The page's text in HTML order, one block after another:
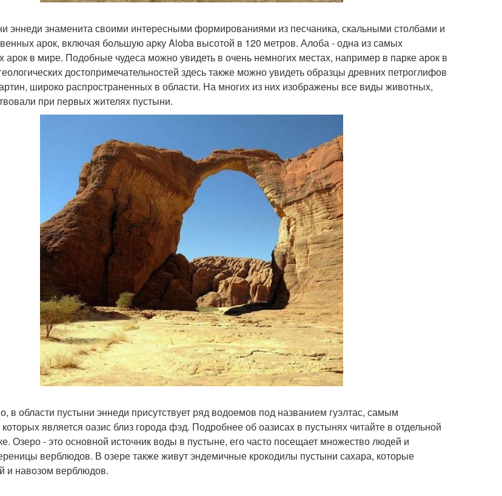
эннеди знаменита своими интересными формированиями из песчаника, скальными столбами и
арок, включая большую арку Aloba высотой в 120 метров. Алоба - одна из самых
в мире. Подобные чудеса можно увидеть в очень немногих местах, например в парке арок в
достопримечательностей здесь также можно увидеть образцы древних петроглифов
широко распространенных в области. На многих из них изображены все виды животных,
при первых жителях пустыни.
в области пустыни эннеди присутствует ряд водоемов под названием гуэлтас, самым
является оазис близ города фэд. Подробнее об оазисах в пустынях читайте в отдельной
Озеро - это основной источник воды в пустыне, его часто посещает множество людей и
верблюдов. В озере также живут эндемичные крокодилы пустыни сахара, которые
и навозом верблюдов.